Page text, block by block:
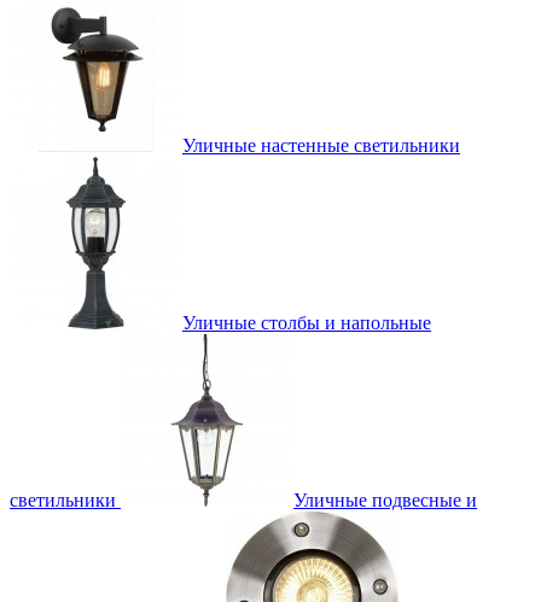
Уличные настенные светильники
Уличные столбы и напольные
светильники Уличные подвесные и